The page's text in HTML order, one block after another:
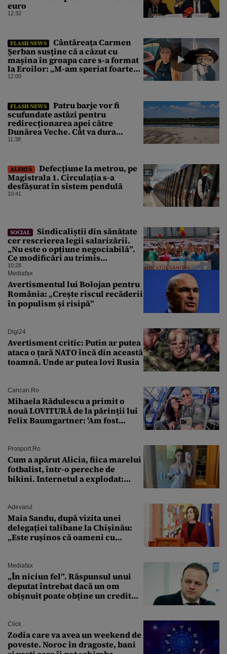
euro
12:32
FLASH NEWS
Cântăreața Carmen
Șerban susține că a căzut cu
mașina în groapa care s-a format
la Eroilor: „M-am speriat foarte
tare”
12:00
FLASH NEWS
Patru barje vor fi
scufundate astăzi pentru
redirecționarea apei către
Dunărea Veche. Cât va dura
operațiunea
11:38
ALERTĂ
Defecțiune la metrou, pe
Magistrala 1. Circulația s-a
desfășurat în sistem pendulă
10:41
SOCIAL
Sindicaliștii din sănătate
cer rescrierea legii salarizării.
„Nu este o opțiune negociabilă”.
Ce modificări au trimis
Guvernului Bolojan
10:28
Mediafax
Avertismentul lui Bolojan pentru
România: „Crește riscul recăderii
în populism și risipă”
Digi24
Avertisment critic: Putin ar putea
ataca o țară NATO încă din această
toamnă. Unde ar putea lovi Rusia
Cancan.ro
Mihaela Rădulescu a primit o
nouă LOVITURĂ de la părinții lui
Felix Baumgartner: 'Am fost
Prosport.ro
Cum a apărut Alicia, fiica marelui
fotbalist, într-o pereche de
bikini. Internetul a explodat:
Adevarul
Maia Sandu, după vizita unei
delegației talibane la Chișinău:
„Este rușinos că oameni cu
Mediafax
„În niciun fel”. Răspunsul unui
deputat întrebat dacă un om
obișnuit poate obține un credit
Click
Zodia care va avea un weekend de
poveste. Noroc în dragoste, bani